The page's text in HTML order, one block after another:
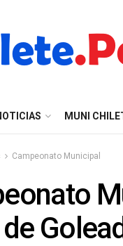
MUNI
Campeonato Municipal